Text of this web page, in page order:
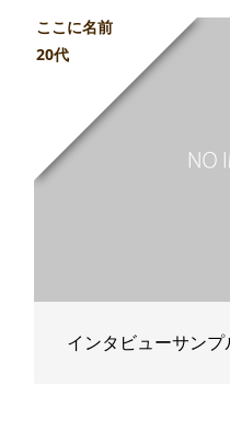
ここに名前
20代
インタビューサンプ